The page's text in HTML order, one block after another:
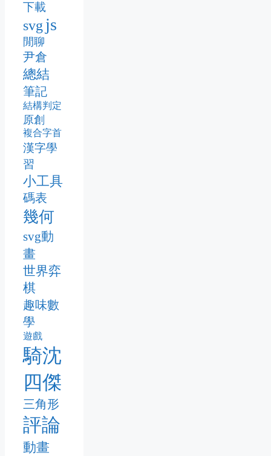
下載
svg js
閒聊
尹倉
總結
筆記
結構判定
原創
複合字首
漢字學
習
小工具
碼表
幾何
svg動
畫
世界弈
棋
趣味數
學
遊戲
騎沈
四傑
三角形
評論
動畫